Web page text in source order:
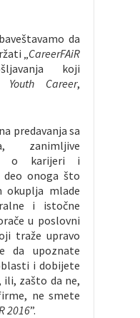
da
„CareerFAiR
koji
Youth Career,
predavanja sa
zanimljive
o karijeri i
deo onoga što
okuplja mlade
i istočne
u poslovni
traže upravo
da upoznate
i dobijete
ili, zašto da ne,
ne smete
2016”.